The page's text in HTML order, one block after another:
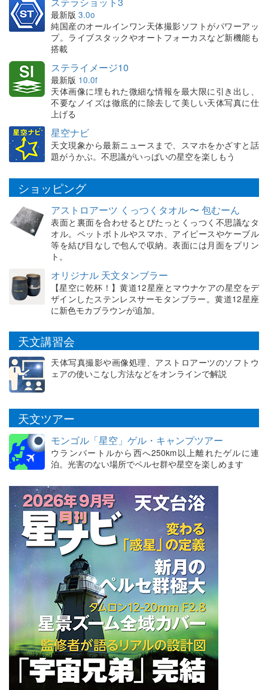
最新版 3.0o
純国産のオールインワン天体撮影ソフトがパワーアッ
プ。ライブスタックやオートフォーカスなど新機能も
搭載
ステライメージ10
最新版 10.0f
天体画像に埋もれた微細な情報を最大限に引き出し、
不要なノイズは徹底的に除去して美しい天体写真に仕
上げる
星空ナビ
天文現象から最新ニュースまで、スマホをかざすと話
題がうかぶ。不思議がいっぱいの星空を楽しもう
ショッピング
アストロアーツ くっつくタオル 〜 包むーん
表面と裏面を合わせるとぴたっとくっつく不思議なタ
オル。ペットボトルやスマホ、アイピースやケーブル
等を結び目なしで包んで収納。表面には月面をプリン
ト。
オリジナル 天文タンブラー
【星空に乾杯！】黄道12星座とマウナケアの星空をデ
ザインしたステンレスサーモタンブラー。黄道12星座
に新色モカブラウンが追加。
天文講習会
天体写真撮影や画像処理、アストロアーツのソフトウ
ェアの使いこなし方法などをオンラインで解説
天文ツアー
モンゴル「星空」ゲル・キャンプツアー
ウランバートルから西へ250km以上離れたゲルに連
泊。光害のない場所でペルセ群や星空を楽しめます